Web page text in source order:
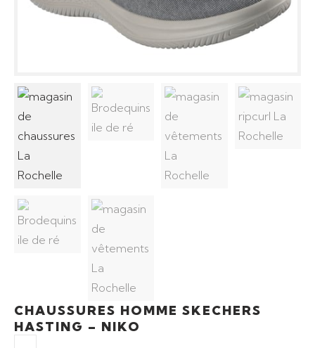
CHAUSSURES HOMME SKECHERS
HASTING – NIKO